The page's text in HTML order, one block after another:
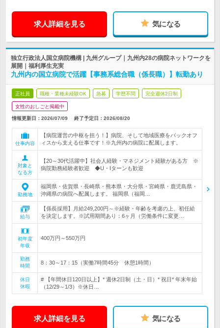
求人詳細を見る 気になる
独立行政法人国立病院機構 | 九州グループ｜九州内28の病院ネットワークを
展開｜福利厚生充実
九州内の国立病院で活躍【事務系総合職（係長職）】転勤あり
正社員 職種・業種未経験OK 急募 学歴不問 完全週休2日制
女性のおしごと掲載中
情報更新日：2026/07/09 終了予定日： 2026/08/20
仕事内容
【病院運営の中枢を担う！】病院、そして地域医療をバックオフ
ィスから支える仕事です！※九州内の病院に配属します。
対象と
なる方
【20～30代活躍中】社会人経験・マネジメント経験がある方 ※
病院勤務経験者歓迎 ◆U・Iターンも歓迎
勤務地
福岡県・佐賀県・長崎県・熊本県・大分県・宮崎県・鹿児島県・
沖縄県の病院へ配属します。 福岡県（福岡…
給与
【係長採用】月給249,200円～※経験・年齢を考慮の上、初任給
を決定します。※試用期間あり：6ヶ月（労働条件に変更…
初年度
年収
400万円～550万円
勤務
時間
8：30～17：15（実働7時間45分 休憩1時間）
休日
休暇
# 【年間休日120日以上】* 週休2日制（土・日）* 祝日* 年末年始
（12/29～1/3）※休日…
求人詳細を見る 気になる